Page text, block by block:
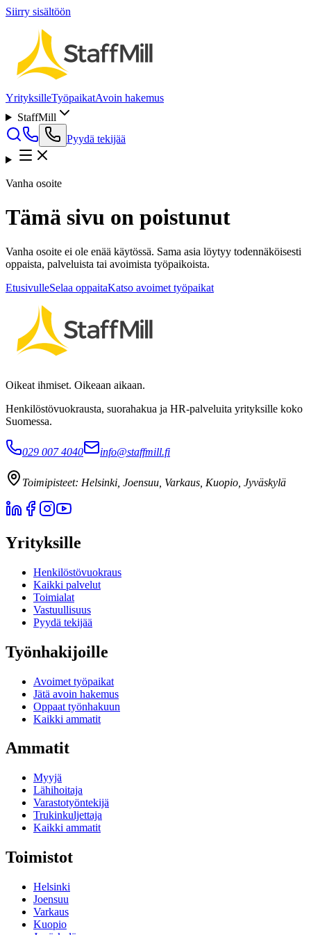
Siirry sisältöön
YrityksilleTyöpaikatAvoin hakemus
StaffMill
Pyydä tekijää
Vanha osoite
Tämä sivu on poistunut
Vanha osoite ei ole enää käytössä. Sama asia löytyy todennäköisesti
oppaista, palveluista tai avoimista työpaikoista.
EtusivulleSelaa oppaitaKatso avoimet työpaikat
Oikeat ihmiset. Oikeaan aikaan.
Henkilöstövuokrausta, suorahakua ja HR-palveluita yrityksille koko
Suomessa.
029 007 4040 info@staffmill.fi
Toimipisteet: Helsinki, Joensuu, Varkaus, Kuopio, Jyväskylä
Yrityksille
Henkilöstövuokraus
Kaikki palvelut
Toimialat
Vastuullisuus
Pyydä tekijää
Työnhakijoille
Avoimet työpaikat
Jätä avoin hakemus
Oppaat työnhakuun
Kaikki ammatit
Ammatit
Myyjä
Lähihoitaja
Varastotyöntekijä
Trukinkuljettaja
Kaikki ammatit
Toimistot
Helsinki
Joensuu
Varkaus
Kuopio